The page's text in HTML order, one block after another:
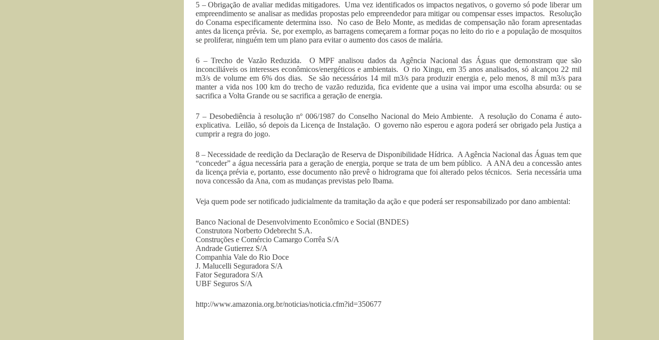
5 – Obrigação de avaliar medidas mitigadores. Uma vez identificados os impactos negativos, o governo só pode liberar um
empreendimento se analisar as medidas propostas pelo empreendedor para mitigar ou compensar esses impactos. Resolução
do Conama especificamente determina isso. No caso de Belo Monte, as medidas de compensação não foram apresentadas
antes da licença prévia. Se, por exemplo, as barragens começarem a formar poças no leito do rio e a população de mosquitos
se proliferar, ninguém tem um plano para evitar o aumento dos casos de malária.
6 – Trecho de Vazão Reduzida. O MPF analisou dados da Agência Nacional das Águas que demonstram que são
inconciliáveis os interesses econômicos/energéticos e ambientais. O rio Xingu, em 35 anos analisados, só alcançou 22 mil
m3/s de volume em 6% dos dias. Se são necessários 14 mil m3/s para produzir energia e, pelo menos, 8 mil m3/s para
manter a vida nos 100 km do trecho de vazão reduzida, fica evidente que a usina vai impor uma escolha absurda: ou se
sacrifica a Volta Grande ou se sacrifica a geração de energia.
7 – Desobediência à resolução nº 006/1987 do Conselho Nacional do Meio Ambiente. A resolução do Conama é auto-
explicativa. Leilão, só depois da Licença de Instalação. O governo não esperou e agora poderá ser obrigado pela Justiça a
cumprir a regra do jogo.
8 – Necessidade de reedição da Declaração de Reserva de Disponibilidade Hídrica. A Agência Nacional das Águas tem que
“conceder” a água necessária para a geração de energia, porque se trata de um bem público. A ANA deu a concessão antes
da licença prévia e, portanto, esse documento não prevê o hidrograma que foi alterado pelos técnicos. Seria necessária uma
nova concessão da Ana, com as mudanças previstas pelo Ibama.
Veja quem pode ser notificado judicialmente da tramitação da ação e que poderá ser responsabilizado por dano ambiental:
Banco Nacional de Desenvolvimento Econômico e Social (BNDES)
Construtora Norberto Odebrecht S.A.
Construções e Comércio Camargo Corrêa S/A
Andrade Gutierrez S/A
Companhia Vale do Rio Doce
J. Malucelli Seguradora S/A
Fator Seguradora S/A
UBF Seguros S/A
http://www.amazonia.org.br/noticias/noticia.cfm?id=350677